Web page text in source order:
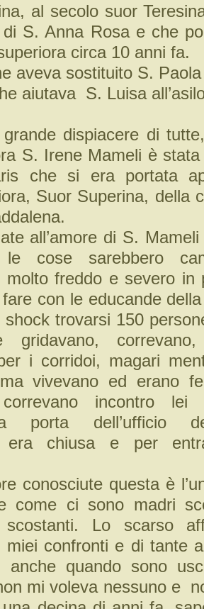
al secolo suor
S. Anna Rosa e che
circa 10 anni fa.
aveva sostituito S.
aiutava S. Luisa
dispiacere di
S. Irene Mameli è
che si era portata
Suor Superina, della
all’amore di S.
le cose sarebbero
molto freddo e severo in
con le educande
trovarsi 150
gridavano,
i corridoi, magari
vivevano ed erano
incontro lei
porta dell’ufficio
era chiusa e per
conosciute questa è
come ci sono madri
scostanti. Lo scarso
miei confronti e di tante
anche quando sono
mi voleva nessuno e